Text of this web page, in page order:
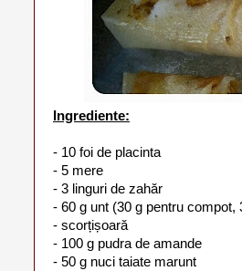
Ingrediente:
- 10 foi de placinta
- 5 mere
- 3 linguri de zahăr
- 60 g unt (30 g pentru compot,
- scorțișoară
- 100 g pudra de amande
- 50 g nuci taiate marunt